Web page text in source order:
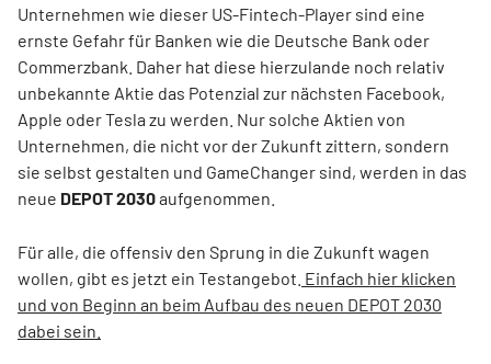
Unternehmen wie dieser US-Fintech-Player sind eine
ernste Gefahr für Banken wie die Deutsche Bank oder
Commerzbank. Daher hat diese hierzulande noch relativ
unbekannte Aktie das Potenzial zur nächsten Facebook,
Apple oder Tesla zu werden. Nur solche Aktien von
Unternehmen, die nicht vor der Zukunft zittern, sondern
sie selbst gestalten und GameChanger sind, werden in das
neue DEPOT 2030aufgenommen.
Für alle, die offensiv den Sprung in die Zukunft wagen
wollen, gibt es jetzt ein Testangebot. Einfach hier klicken
und von Beginn an beim Aufbau des neuen DEPOT 2030
dabei sein.